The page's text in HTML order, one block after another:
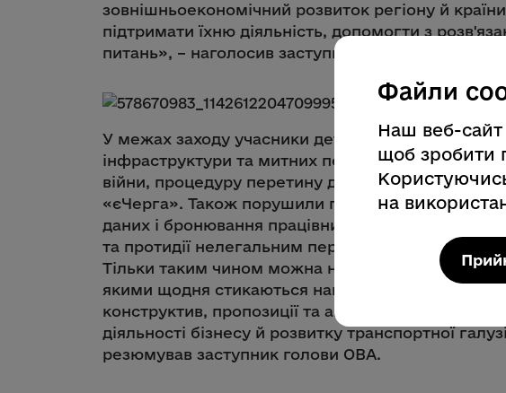
зовнішньоекономічний розвиток регіону й
підтримати їхню діяльність, допомогти з
питань», – наголосив заступник голови ОВА
У межах заходу учасники детально обговорили
інфраструктури та митних переходів,
війни, процедуру перетину державного кордону
«єЧерга». Також порушили питання вчасного
даних і бронювання працівників, дотримання
та протидії нелегальним перевізникам. «Нам
Тільки таким чином можна напрацювати шляхи
якими щодня стикаються наші перевізники.
конструктив, пропозиції та активність. Разом
діяльності бізнесу й розвитку транспортної
резюмував заступник голови ОВА.
Файли
Наш веб-сайт
щоб зробити
на